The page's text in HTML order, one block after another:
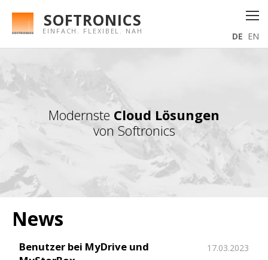
DE EN
SOFTRONICS
EINFACH. FLEXIBEL. NAH
Modernste Cloud Lösungen
von Softronics
News
Benutzer bei MyDrive und
17.03.2023